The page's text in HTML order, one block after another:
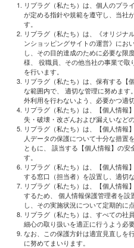
リプラグ（私たち）は、個人のプラ
が定める指針や規範を遵守し、当社
す。
リプラグ（私たち）は、《オリジナ
ンショッピングサイトの運営》にお
し、その目的達成のために必要な限
様、 役職員、その他当社の事業で
を行います。
リプラグ（私たち）は、保有する【
な範囲内で、 適切な管理に努めま
外利用を行わないよう、必要かつ適
リプラグ（私たち）は、【個人情報
失・破壊・改ざんおよび漏えいなど
リプラグ（私たち）は、【個人情報
人データの保護について十分な措置
ともに、 該当する【個人情報】の
す。
リプラグ（私たち）は、【個人情報
する窓口（担当者）を設置し、適切
リプラグ（私たち）は、【個人情報
するため、 個人情報保護管理者を
し、その実施状況について定期的に
リプラグ（私たち）は、すべての社
細心の取り扱いを適正に行うよう必
なお、この保護方針は適宜見直しを
に努めてまいります。